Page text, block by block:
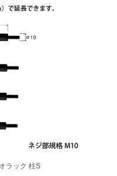
ラック 柱S